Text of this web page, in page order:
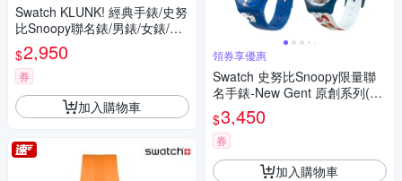
Swatch KLUNK! 經典手錶/史努
比Snoopy聯名錶/男錶/女錶/瑞
士製造 SO28Z106 (34mm)
$2,950
券
加入購物車
領券享優惠
Swatch 史努比Snoopy限量聯
名手錶-New Gent 原創系列(41
mm)
$3,450
券
加入購物車